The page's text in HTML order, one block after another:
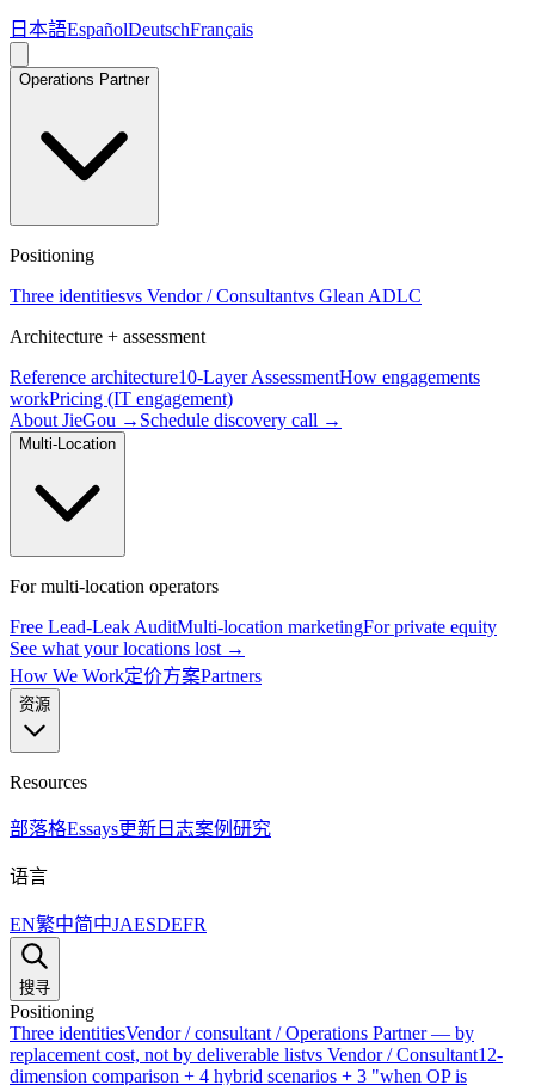
日本語EspañolDeutschFrançais
Operations Partner
Positioning
Three identitiesvs Vendor / Consultantvs Glean ADLC
Architecture + assessment
Reference architecture10-Layer AssessmentHow engagements
workPricing (IT engagement)
About JieGou → Schedule discovery call →
Multi-Location
For multi-location operators
Free Lead-Leak AuditMulti-location marketingFor private equity
See what your locations lost →
How We Work定价方案Partners
资源
Resources
部落格Essays更新日志案例研究
语言
EN繁中简中JAESDEFR
搜寻
Positioning
Three identitiesVendor / consultant / Operations Partner — by
replacement cost, not by deliverable listvs Vendor / Consultant12-
dimension comparison + 4 hybrid scenarios + 3 "when OP is